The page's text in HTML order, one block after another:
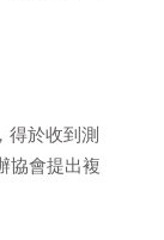
得於收到測
協會提出複